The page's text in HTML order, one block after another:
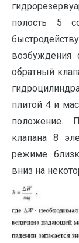
полость 5
возбуждения
обратный
плитой 4 и
положение.
клапана 8
режиме
вниз на